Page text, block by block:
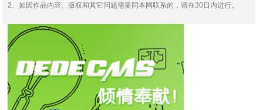
2、如因作品内容、版权和其它问题需要同本网联系的，请在30日内进行。